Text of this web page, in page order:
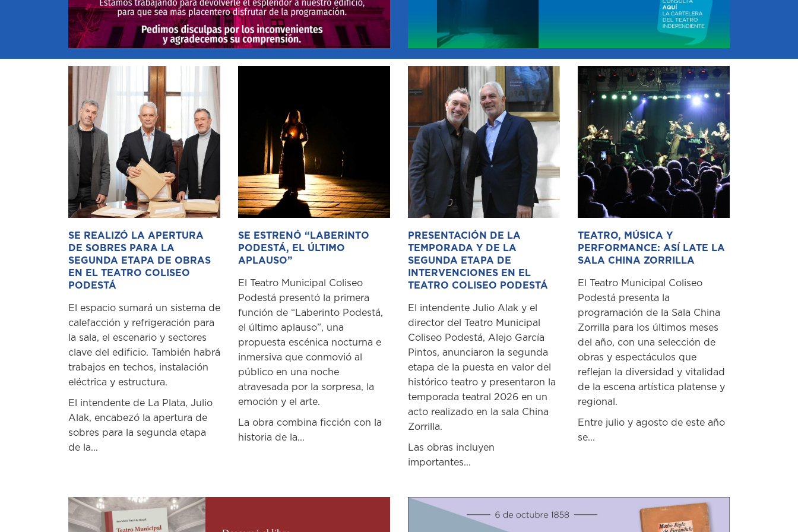
SE REALIZÓ LA APERTURA
DE SOBRES PARA LA
SEGUNDA ETAPA DE OBRAS
EN EL TEATRO COLISEO
PODESTÁ
El espacio sumará un sistema de
calefacción y refrigeración para
la sala, el escenario y sectores
clave del edificio. También habrá
trabajos en techos, instalación
eléctrica y estructura.
El intendente de La Plata, Julio
Alak, encabezó la apertura de
sobres para la segunda etapa
de la...
SE ESTRENÓ “LABERINTO
PODESTÁ, EL ÚLTIMO
APLAUSO”
El Teatro Municipal Coliseo
Podestá presentó la primera
función de “Laberinto Podestá,
el último aplauso”, una
propuesta escénica nocturna e
inmersiva que conmovió al
público en una noche
atravesada por la sorpresa, la
emoción y el arte.
La obra combina ficción con la
historia de la...
PRESENTACIÓN DE LA
TEMPORADA Y DE LA
SEGUNDA ETAPA DE
INTERVENCIONES EN EL
TEATRO COLISEO PODESTÁ
El intendente Julio Alak y el
director del Teatro Municipal
Coliseo Podestá, Alejo García
Pintos, anunciaron la segunda
etapa de la puesta en valor del
histórico teatro y presentaron la
temporada teatral 2026 en un
acto realizado en la sala China
Zorrilla.
Las obras incluyen
importantes...
TEATRO, MÚSICA Y
PERFORMANCE: ASÍ LATE LA
SALA CHINA ZORRILLA
El Teatro Municipal Coliseo
Podestá presenta la
programación de la Sala China
Zorrilla para los últimos meses
del año, con una selección de
obras y espectáculos que
reflejan la diversidad y vitalidad
de la escena artística platense y
regional.
Entre julio y agosto de este año
se...